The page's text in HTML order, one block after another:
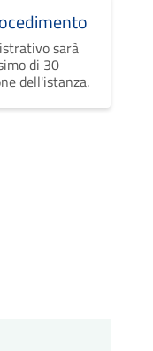
sarà
di 30
dell'istanza.